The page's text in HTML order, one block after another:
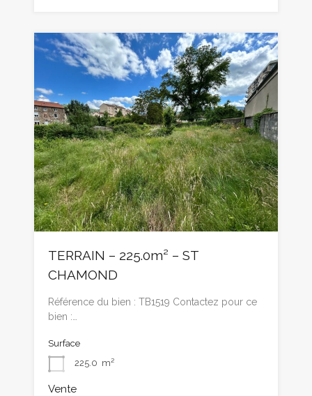
TERRAIN – 225.0m² – ST
CHAMOND
Référence du bien : TB1519 Contactez pour ce
bien :…
Surface
225.0 m²
Vente